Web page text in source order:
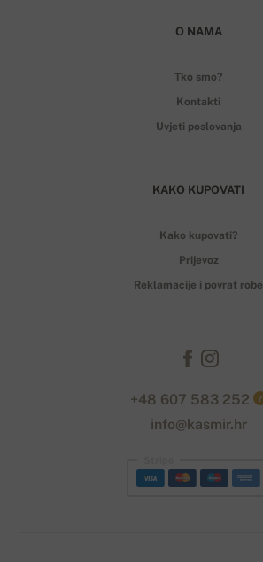
O NAMA
Tko smo?
Kontakti
Uvjeti poslovanja
KAKO KUPOVATI
Kako kupovati?
Prijevoz
Reklamacije i povrat robe
+48 607 583 252 ?
info@kasmir.hr